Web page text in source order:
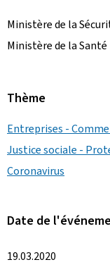
Ministère de la
Ministère de la Santé
Thème
Entreprises -
Justice sociale -
Coronavirus
Date de
19.03.2020